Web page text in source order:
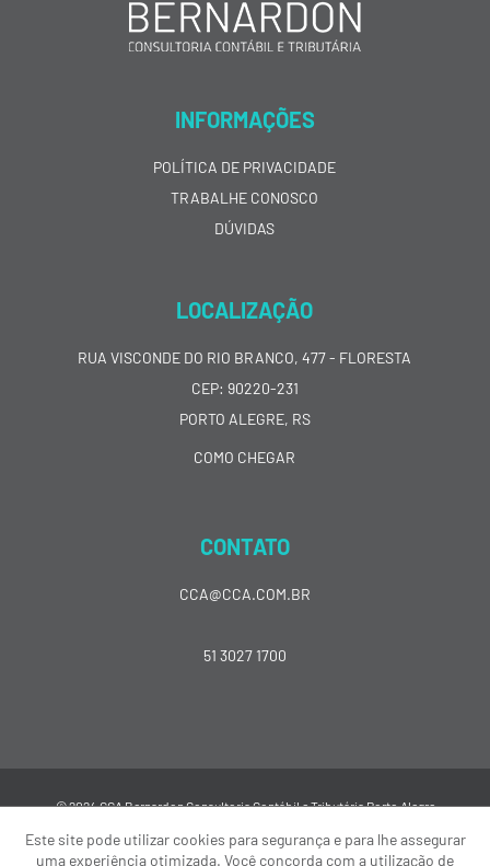
INFORMAÇÕES
POLÍTICA DE PRIVACIDADE
TRABALHE CONOSCO
DÚVIDAS
LOCALIZAÇÃO
RUA VISCONDE DO RIO BRANCO, 477 - FLORESTA
CEP: 90220-231
PORTO ALEGRE, RS
COMO CHEGAR
CONTATO
CCA@CCA.COM.BR
51 3027 1700
© 2024 CCA Bernardon Consultoria Contábil e Tributária Porto Alegre
Este site pode utilizar cookies para segurança e para lhe assegurar
uma experiência otimizada. Você concorda com a utilização de